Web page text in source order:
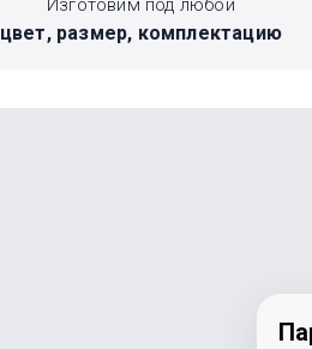
Изготовим под любой
цвет, размер, комплектацию